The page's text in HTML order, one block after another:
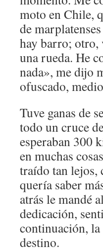
moto en Chile,
de
hay barro; otro,
una rueda. He
nada», me dijo
ofuscado,
Tuve ganas de
todo un cruce
esperaban 300
en muchas
traído tan lejos,
quería saber
atrás le mandé
dedicación,
continuación, la
destino.